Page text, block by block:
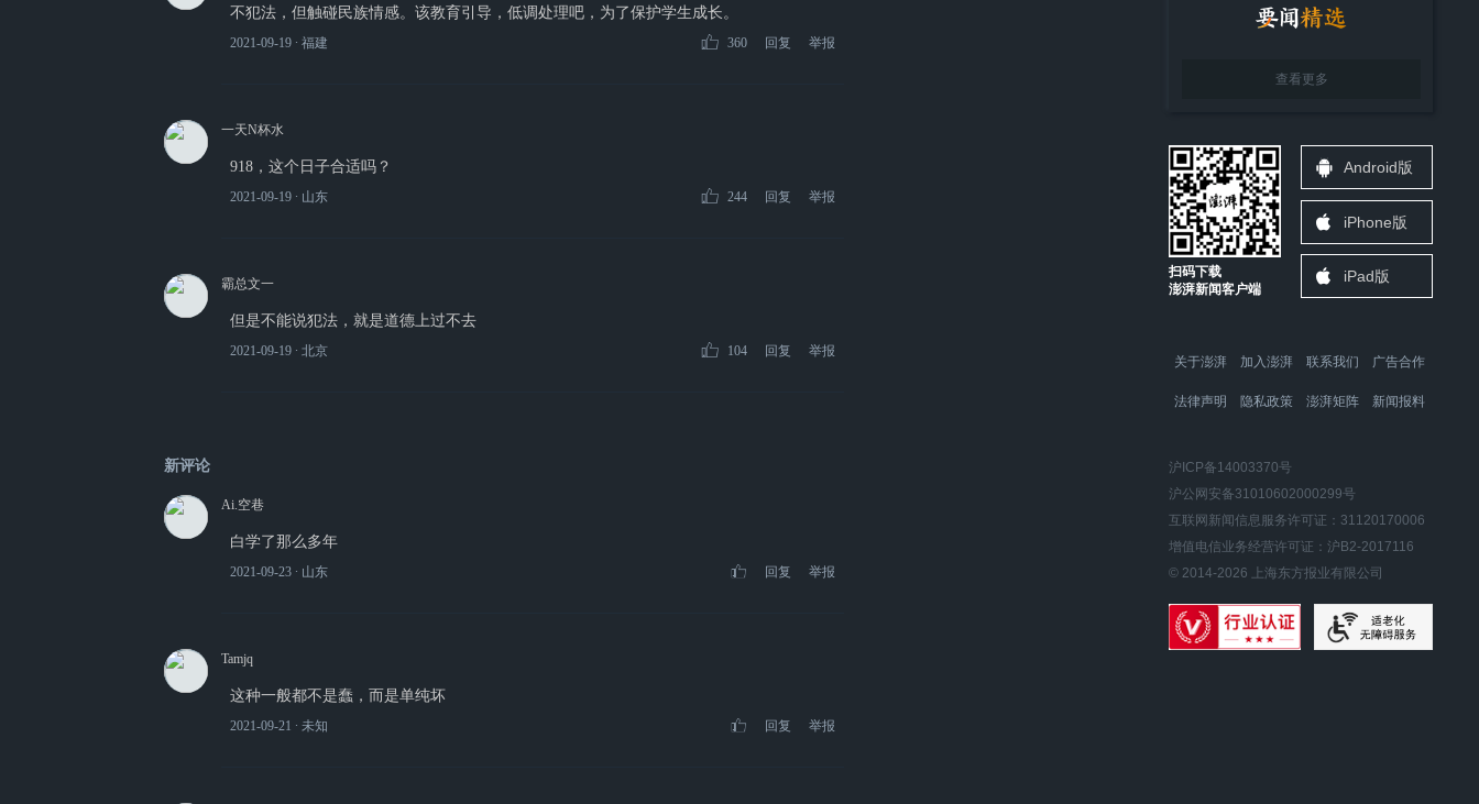
不犯法，但触碰民族情感。该教育引导，低调处理吧，为了保护学生成长。
2021-09-19 ∙ 福建 360 回复 举报
一天N杯水
918，这个日子合适吗？
2021-09-19 ∙ 山东 244 回复 举报
霸总文一
但是不能说犯法，就是道德上过不去
2021-09-19 ∙ 北京 104 回复 举报
新评论
Ai.空巷
白学了那么多年
2021-09-23 ∙ 山东 回复 举报
Tamjq
这种一般都不是蠢，而是单纯坏
2021-09-21 ∙ 未知 回复 举报
查看更多
扫码下载
澎湃新闻客户端
Android版
iPhone版
iPad版
关于澎湃 加入澎湃 联系我们 广告合作
法律声明 隐私政策 澎湃矩阵 新闻报料
沪ICP备14003370号
沪公网安备31010602000299号
互联网新闻信息服务许可证：31120170006
增值电信业务经营许可证：沪B2-2017116
© 2014-2026 上海东方报业有限公司